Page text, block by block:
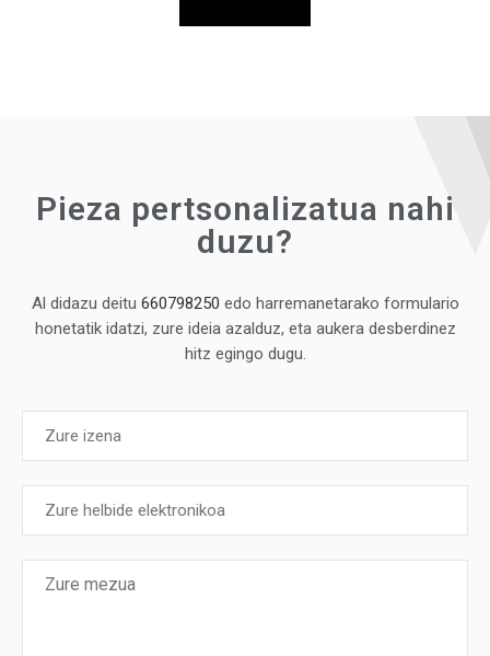
Pieza pertsonalizatua nahi
duzu?
Al didazu deitu 660798250 edo harremanetarako formulario
honetatik idatzi, zure ideia azalduz, eta aukera desberdinez
hitz egingo dugu.